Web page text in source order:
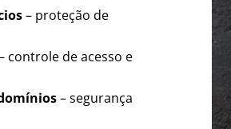
– proteção de
controle de acesso e
– segurança